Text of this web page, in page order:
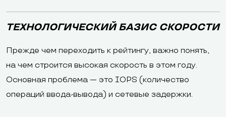
ТЕХНОЛОГИЧЕСКИЙ БАЗИС СКОРОСТИ
Прежде чем переходить к рейтингу, важно понять,
на чем строится высокая скорость в этом году.
Основная проблема — это IOPS (количество
операций ввода-вывода) и сетевые задержки.